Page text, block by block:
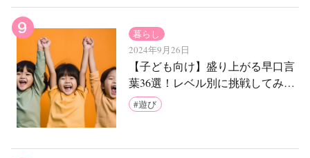
暮らし
2024年9月26日
【子ども向け】盛り上がる早口言
葉36選！レベル別に挑戦してみよ
う遊び